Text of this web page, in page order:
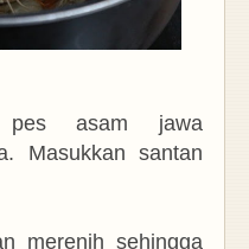
asam jawa
Masukkan santan
merenih sehingga